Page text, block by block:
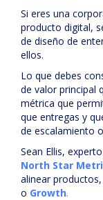
Si eres una
producto digital,
de diseño de
ellos.
Lo que debes
de valor principal
métrica que
que entregas y
de escalamiento o
Sean Ellis,
North Star
alinear
o Growth.